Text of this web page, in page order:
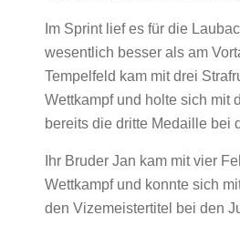
Im Sprint lief es für die
wesentlich besser als am
Tempelfeld kam mit drei
Wettkampf und holte sich mit
bereits die dritte Medaille bei
Ihr Bruder Jan kam mit vier
Wettkampf und konnte sich
den Vizemeistertitel bei den